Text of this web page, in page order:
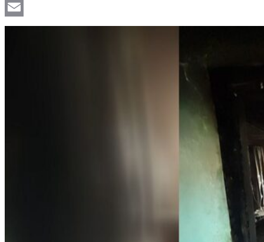
Viber
Email